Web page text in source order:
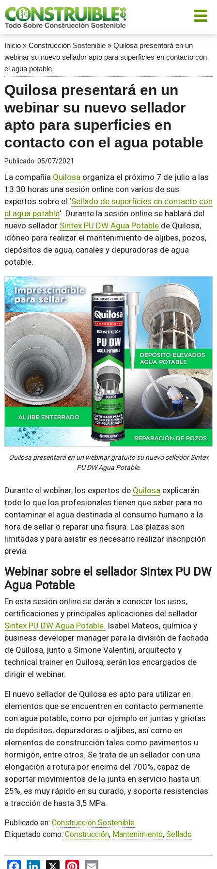
Inicio» Construcción Sostenible» Quilosa presentará en un
webinar su nuevo sellador apto para superficies en contacto con
el agua potable
Quilosa presentará en un
webinar su nuevo sellador
apto para superficies en
contacto con el agua potable
Publicado: 05/07/2021
La compañía Quilosa organiza el próximo 7 de julio a las
13:30 horas una sesión online con varios de sus
expertos sobre el ‘Sellado de superficies en contacto con
el agua potable‘. Durante la sesión online se hablará del
nuevo sellador Sintex PU DW Agua Potablede Quilosa,
idóneo para realizar el mantenimiento de aljibes, pozos,
depósitos de agua, canales y depuradoras de agua
potable.
Quilosa presentará en un webinar gratuito su nuevo sellador Sintex
PU DW Agua Potable.
Durante el webinar, los expertos de Quilosa explicarán
todo lo que los profesionales tienen que saber para no
contaminar el agua destinada al consumo humano a la
hora de sellar o reparar una fisura. Las plazas son
limitadas y para asistir es necesario realizar inscripción
previa.
Webinar sobre el sellador Sintex PU DW
Agua Potable
En esta sesión online se darán a conocer los usos,
certificaciones y principales aplicaciones del sellador
Sintex PU DW Agua Potable. Isabel Mateos, química y
business developer manager para la división de fachada
de Quilosa, junto a Simone Valentini, arquitecto y
technical trainer en Quilosa, serán los encargados de
dirigir el webinar.
El nuevo sellador de Quilosa es apto para utilizar en
elementos que se encuentren en contacto permanente
con agua potable, como por ejemplo en juntas y grietas
de depósitos, depuradoras o aljibes, así como en
elementos de construcción tales como pavimentos u
hormigón, entre otros. Se trata de un sellador con una
elongación a rotura por encima del 700%, capaz de
soportar movimientos de la junta en servicio hasta un
25%, es muy rápido en su curado, y soporta resistencias
a tracción de hasta 3,5 MPa.
Publicado en: Construcción Sostenible
Etiquetado como: Construcción, Mantenimiento, Sellado
FacebookLinkedIn
X PinterestEmail